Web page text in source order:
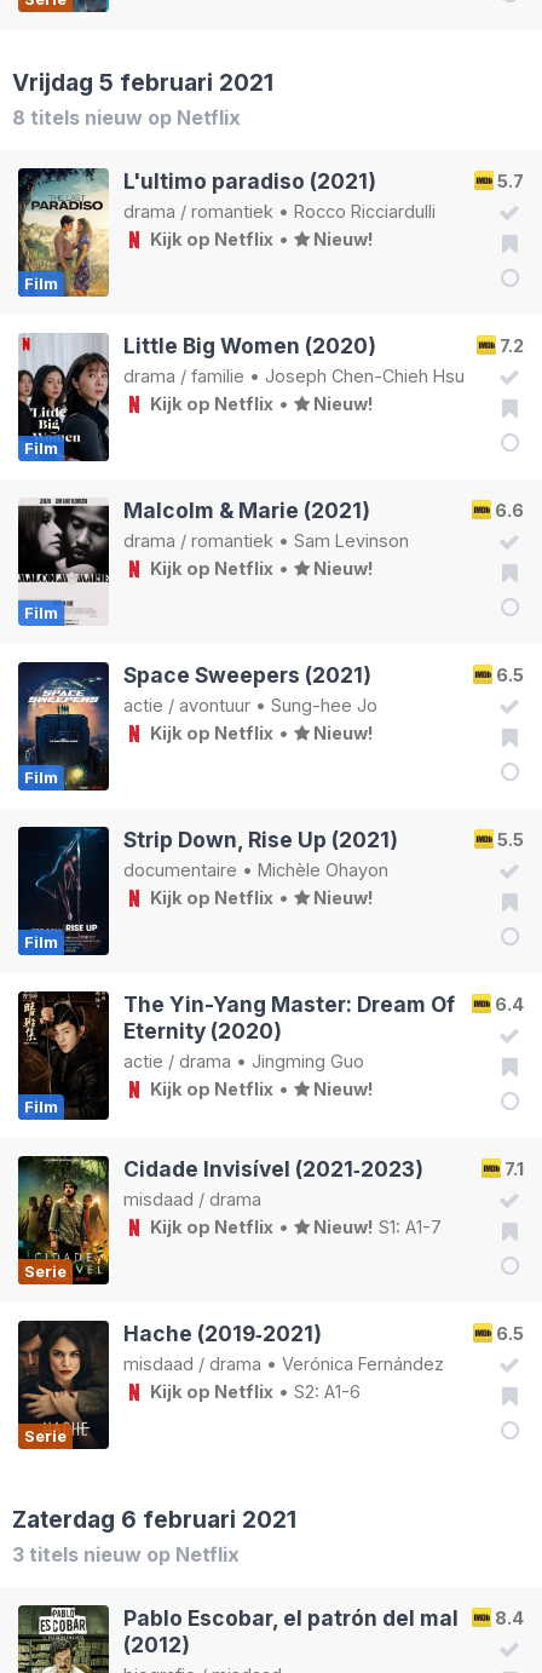
Vrijdag 5 februari 2021
8 titels nieuw op Netflix
Film
5.7
L'ultimo paradiso (2021)
drama / romantiek • Rocco Ricciardulli
Kijk op Netflix • Nieuw!
Film
7.2
Little Big Women (2020)
drama / familie • Joseph Chen-Chieh Hsu
Kijk op Netflix • Nieuw!
Film
6.6
Malcolm & Marie (2021)
drama / romantiek • Sam Levinson
Kijk op Netflix • Nieuw!
Film
6.5
Space Sweepers (2021)
actie / avontuur • Sung-hee Jo
Kijk op Netflix • Nieuw!
Film
5.5
Strip Down, Rise Up (2021)
documentaire • Michèle Ohayon
Kijk op Netflix • Nieuw!
Film
6.4
The Yin-Yang Master: Dream Of
Eternity (2020)
actie / drama • Jingming Guo
Kijk op Netflix • Nieuw!
Serie
7.1
Cidade Invisível (2021‑2023)
misdaad / drama
Kijk op Netflix • Nieuw! S1: A1-7
Serie
6.5
Hache (2019‑2021)
misdaad / drama • Verónica Fernández
Kijk op Netflix • S2: A1-6
Zaterdag 6 februari 2021
3 titels nieuw op Netflix
8.4
Pablo Escobar, el patrón del mal
(2012)